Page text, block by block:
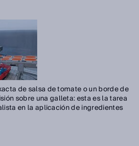
de salsa de tomate o un borde de
sobre una galleta: esta es la tarea
en la aplicación de ingredientes